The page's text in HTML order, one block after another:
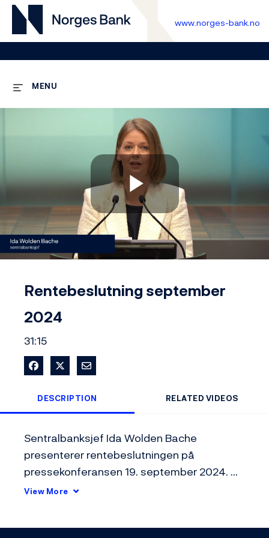
www.norges-bank.no
MENU
Play
Rentebeslutning september
2024
31:15
Share on Facebook
Share on XShare via Email
DESCRIPTION RELATED VIDEOS
Sentralbanksjef Ida Wolden Bache
presenterer rentebeslutningen på
pressekonferansen 19. september 2024.
Styringsrenten ble holdt uendret på 4,5
View More